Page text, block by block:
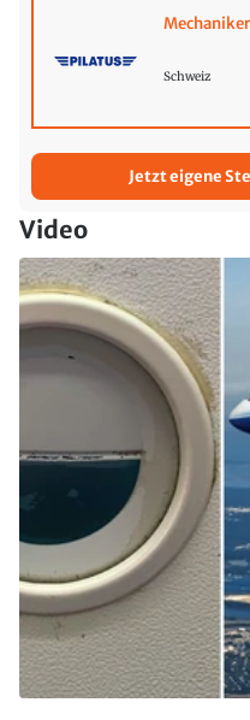
Schweiz
Jetzt eigene
Video